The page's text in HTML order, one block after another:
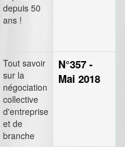
depuis 50
ans !
Tout savoir
sur la
négociation
collective
d'entreprise
et de
branche
N°357 -
Mai 2018